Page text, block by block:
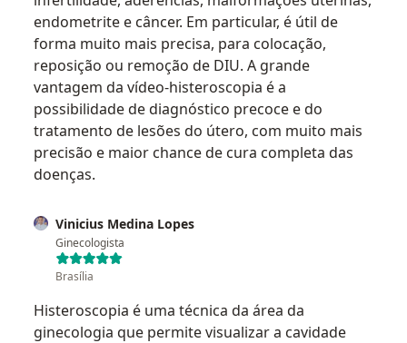
endometrite e câncer. Em particular, é útil de
forma muito mais precisa, para colocação,
reposição ou remoção de DIU. A grande
vantagem da vídeo-histeroscopia é a
possibilidade de diagnóstico precoce e do
tratamento de lesões do útero, com muito mais
precisão e maior chance de cura completa das
doenças.
Vinicius Medina Lopes
Ginecologista
Brasília
Histeroscopia é uma técnica da área da
ginecologia que permite visualizar a cavidade